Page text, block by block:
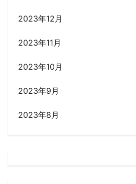
2023年12月
2023年11月
2023年10月
2023年9月
2023年8月